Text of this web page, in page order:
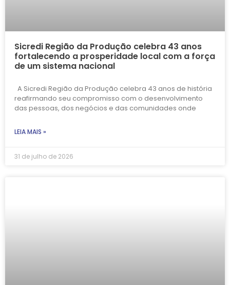
Sicredi Região da Produção celebra 43 anos
fortalecendo a prosperidade local com a força
de um sistema nacional
A Sicredi Região da Produção celebra 43 anos de história
reafirmando seu compromisso com o desenvolvimento
das pessoas, dos negócios e das comunidades onde
LEIA MAIS »
31 de julho de 2026